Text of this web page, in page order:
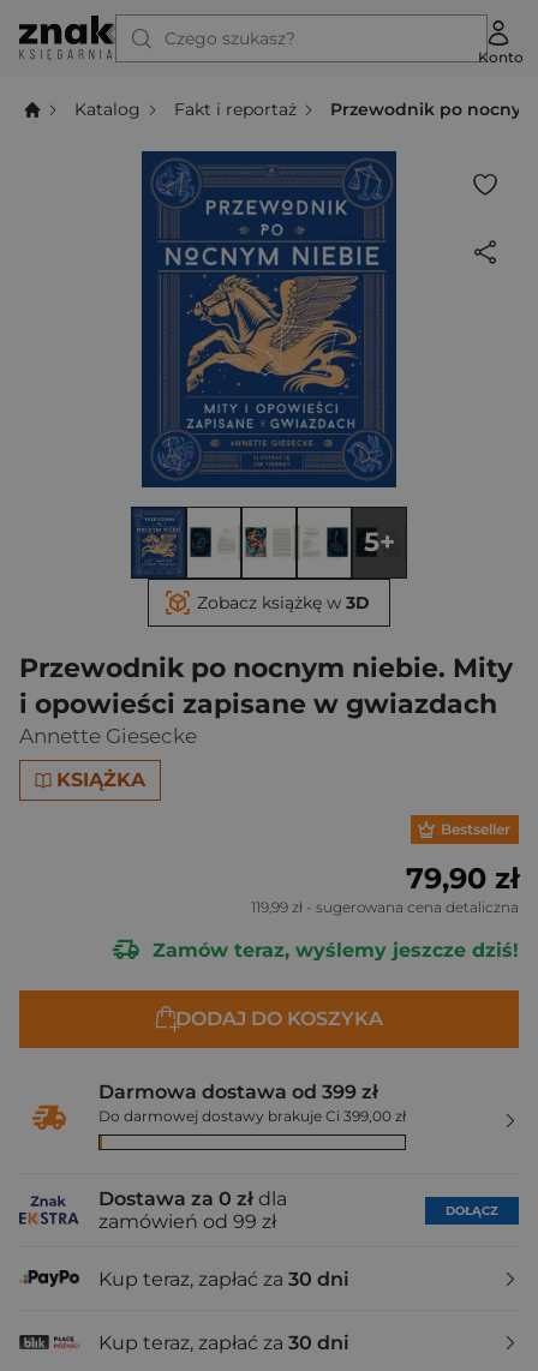
Czego szukasz?
Konto
Katalog Fakt i reportaż Przewodnik po
Przewodnik po nocnym niebie. Mity
i opowieści zapisane w gwiazdach
Annette Giesecke
KSIĄŻKA
5+
Zobacz książkę w 3D
Bestseller
79,90 zł
119,99 zł - sugerowana cena detaliczna
Zamów teraz, wyślemy jeszcze dziś!
DODAJ DO KOSZYKA
Darmowa dostawa od 399 zł
Do darmowej dostawy brakuje Ci 399,00 zł
Dostawa za 0 zł dla
zamówień od 99 zł
DOŁĄCZ
Kup teraz, zapłać za 30 dni
Kup teraz, zapłać za 30 dni